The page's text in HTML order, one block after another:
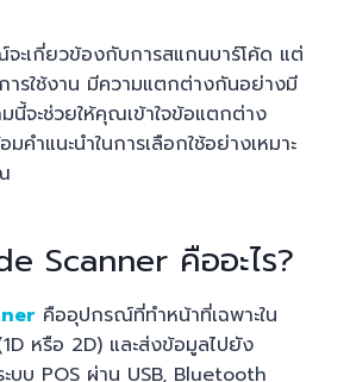
ะเกี่ยวข้องกับการสแกนบาร์โค้ด แต่
ารใช้งาน มีความแตกต่างกันอย่างมี
จะช่วยให้คุณเข้าใจข้อแตกต่าง
คำแนะนำในการเลือกใช้อย่างเหมาะ
Scanner คืออะไร?
คืออุปกรณ์ที่ทำหน้าที่เฉพาะใน
หรือ 2D) และส่งข้อมูลไปยัง
บบ POS ผ่าน USB, Bluetooth